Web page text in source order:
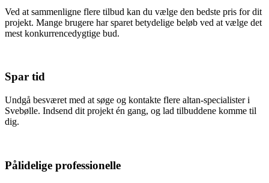
Ved at sammenligne flere tilbud kan du vælge den bedste pris for dit
projekt. Mange brugere har sparet betydelige beløb ved at vælge det
mest konkurrencedygtige bud.
Spar tid
Undgå besværet med at søge og kontakte flere altan-specialister i
Svebølle. Indsend dit projekt én gang, og lad tilbuddene komme til
dig.
Pålidelige professionelle